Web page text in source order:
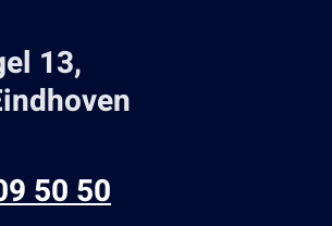
13,
50 50